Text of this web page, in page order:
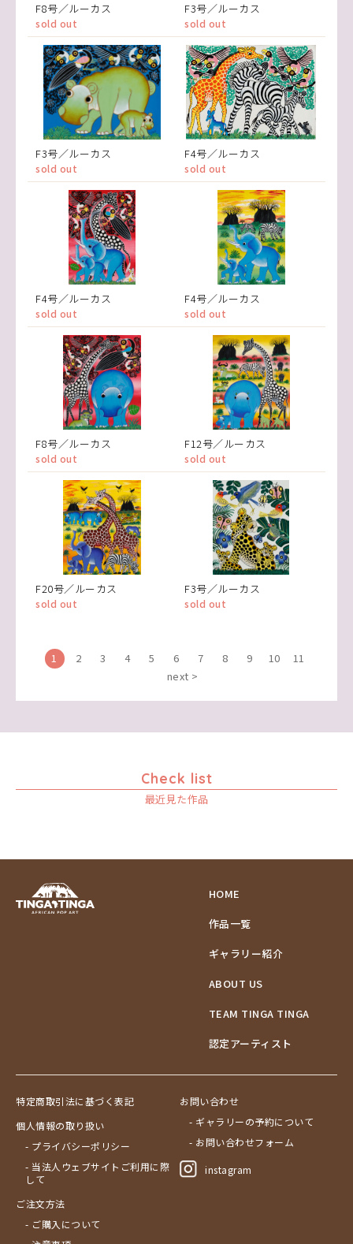
F8号／ルーカス
sold out
F3号／ルーカス
sold out
F3号／ルーカス
sold out
F4号／ルーカス
sold out
F4号／ルーカス
sold out
F4号／ルーカス
sold out
F8号／ルーカス
sold out
F12号／ルーカス
sold out
F20号／ルーカス
sold out
F3号／ルーカス
sold out
1 2 3 4 5 6 7 8 9 10
11
next >
Check list
最近見た作品
HOME
作品一覧
ギャラリー紹介
ABOUT US
TEAM TINGA TINGA
認定アーティスト
特定商取引法に基づく表記
個人情報の取り扱い
- プライバシーポリシー
- 当法人ウェブサイトご利用に際
して
ご注文方法
- ご購入について
お問い合わせ
- ギャラリーの予約について
- お問い合わせフォーム
instagram